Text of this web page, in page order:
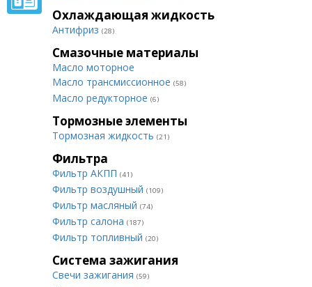
Охлаждающая жидкость
Антифриз (28)
Смазочные материалы
Масло моторное
Масло трансмиссионное (58)
Масло редукторное (6)
Тормозные элементы
Тормозная жидкость (21)
Фильтра
Фильтр АКПП (41)
Фильтр воздушный (109)
Фильтр масляный (74)
Фильтр салона (187)
Фильтр топливный (20)
Система зажигания
Свечи зажигания (59)